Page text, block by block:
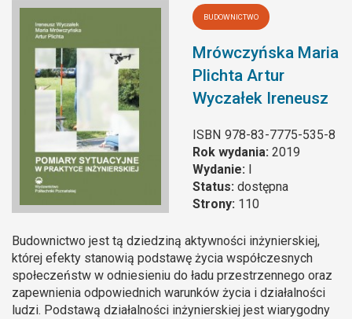
BUDOWNICTWO
Mrówczyńska Maria
Plichta Artur
Wyczałek Ireneusz
ISBN 978-83-7775-535-8
Rok wydania: 2019
Wydanie: I
Status: dostępna
Strony: 110
Budownictwo jest tą dziedziną aktywności inżynierskiej,
której efekty stanowią podstawę życia współczesnych
społeczeństw w odniesieniu do ładu przestrzennego oraz
zapewnienia odpowiednich warunków życia i działalności
ludzi. Podstawą działalności inżynierskiej jest wiarygodny